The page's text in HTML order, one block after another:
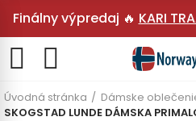
Finálny výpredaj 🔥 KARI
Úvodná stránka Dámske
SKOGSTAD LUNDE DÁMSKA